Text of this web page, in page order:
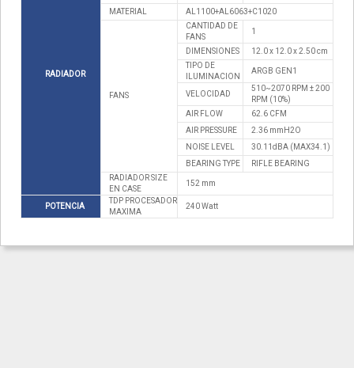
RADIADOR
MATERIAL
AL1100+AL6063+C1020
FANS
CANTIDAD DE
FANS
1
DIMENSIONES
12.0 x 12.0 x 2.50 cm
TIPO DE
ILUMINACION
ARGB GEN1
VELOCIDAD
510~2070 RPM ± 200
RPM (10%)
AIR FLOW
62.6 CFM
AIR PRESSURE
2.36 mmH2O
NOISE LEVEL
30.11dBA (MAX34.1)
BEARING TYPE
RIFLE BEARING
RADIADOR SIZE
EN CASE
152 mm
POTENCIA
TDP PROCESADOR
MAXIMA
240 Watt